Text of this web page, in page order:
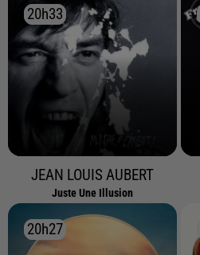
20h33
20h33
JEAN LOUIS AUBERT
Juste Une Illusion
20h27
20h27